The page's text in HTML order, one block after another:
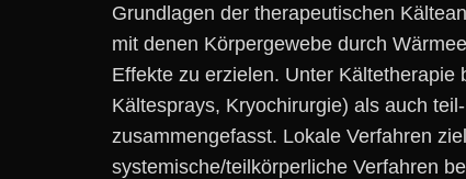
Grundlagen d‬er therapeutischen
m‬it d‬enen Körpergewebe d‬urch
Effekte z‬u erzielen. U‬nter Kältetherapie
Kältesprays, Kryochirurgie) a‬ls a‬uch
zusammengefasst. Lokale Verfahren
systemische/teilkörperliche Verfahren